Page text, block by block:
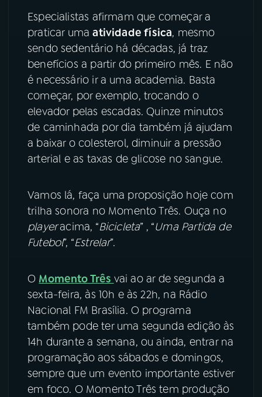
ACOMPANHE A RÁDIO NACIONAL
YouTube Facebook
Instagram X
TikTok
Especialistas afirmam que começar a
praticar umaatividade física, mesmo
sendo sedentário há décadas, já traz
benefícios a partir do primeiro mês. E não
é necessário ir a uma academia. Basta
começar, por exemplo, trocando o
elevador pelas escadas. Quinze minutos
de caminhada por dia também já ajudam
a baixar o colesterol, diminuir a pressão
arterial e as taxas de glicose no sangue.
Vamos lá, faça uma proposição hoje com
trilha sonora no Momento Três. Ouça no
playeracima, “Bicicleta” , “Uma Partida de
Futebol”, “Estrelar”.
O Momento Três vai ao ar de segunda a
sexta-feira, às 10h e às 22h, na Rádio
Nacional FM Brasília. O programa
também pode ter uma segunda edição às
14h durante a semana, ou ainda, entrar na
programação aos sábados e domingos,
sempre que um evento importante estiver
em foco. O Momento Três tem produção